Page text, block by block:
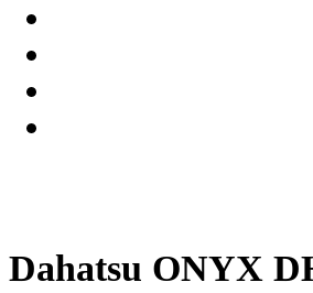
Dahatsu ONYX